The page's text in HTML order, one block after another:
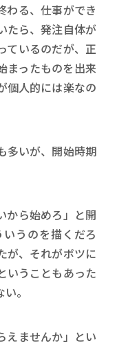
わる、仕事ができ
たら、発注自体が
ているのだが、正
まったものを出来
個人的には楽なの
多いが、開始時期
から始めろ」と開
うのを描くだろ
が、それがボツに
いうこともあった
。
えませんか」とい